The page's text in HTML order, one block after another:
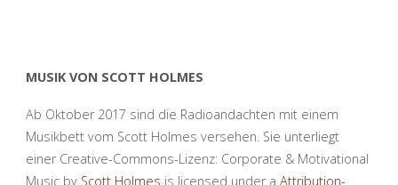
MUSIK VON SCOTT HOLMES
Ab Oktober 2017 sind die Radioandachten mit einem
Musikbett vom Scott Holmes versehen. Sie unterliegt
einer Creative-Commons-Lizenz: Corporate & Motivational
Music byScott Holmes is licensed under a Attribution-